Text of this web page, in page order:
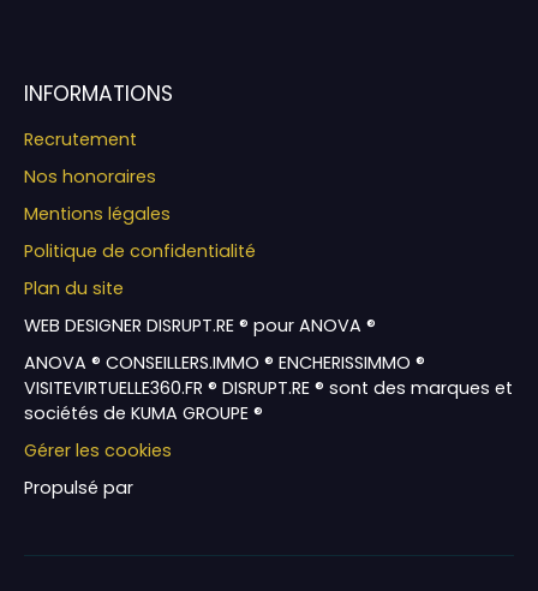
INFORMATIONS
Recrutement
Nos honoraires
Mentions légales
Politique de confidentialité
Plan du site
WEB DESIGNER DISRUPT.RE ® pour ANOVA ®
ANOVA ® CONSEILLERS.IMMO ® ENCHERISSIMMO ®
VISITEVIRTUELLE360.FR ® DISRUPT.RE ® sont des marques et
sociétés de KUMA GROUPE ®
Gérer les cookies
Propulsé par